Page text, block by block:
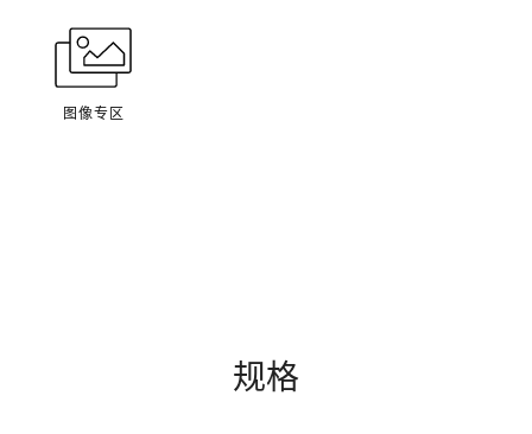
图像专区
规格